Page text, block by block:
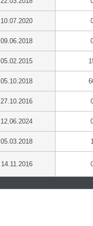
10.07.2020
09.06.2018
05.02.2015
05.10.2018
27.10.2016
12.06.2024
05.03.2018
14.11.2016